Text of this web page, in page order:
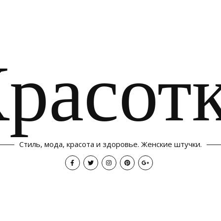
Стиль, мода, красота и здоровье. Женские штучки.